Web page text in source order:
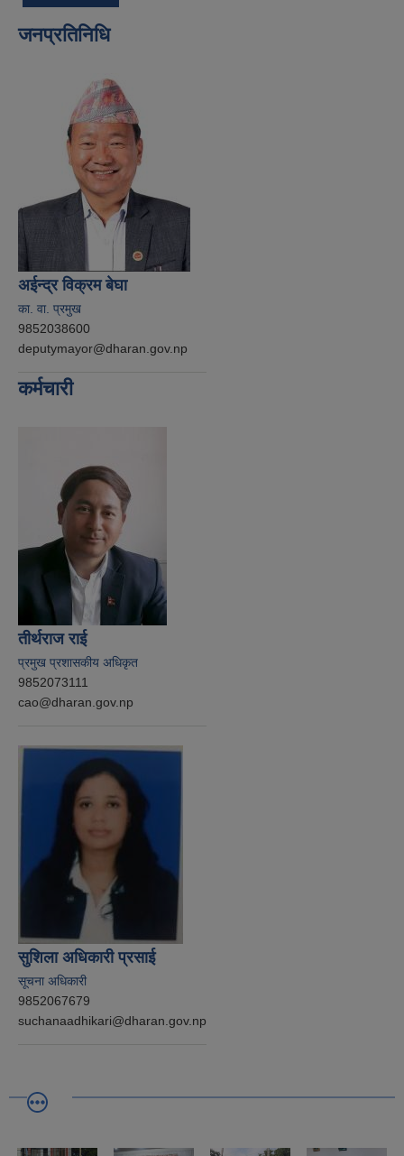
जनप्रतिनिधि
अईन्द्र विक्रम बेघा
का. वा. प्रमुख
9852038600
deputymayor@dharan.gov.np
कर्मचारी
तीर्थराज राई
प्रमुख प्रशासकीय अधिकृत
9852073111
cao@dharan.gov.np
सुशिला अधिकारी प्रसाई
सूचना अधिकारी
9852067679
suchanaadhikari@dharan.gov.np